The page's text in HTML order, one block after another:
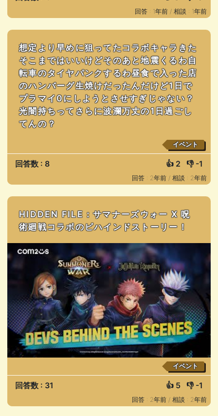
回答 : 1年前 / 相談 : 1年前
想定より早めに狙ってたコラボキャラきた
そこまではいいけどそのあと地震くるわ自
転車のタイヤパンクするわ昼食で入った店
のハンバーグ生焼けだったんだけど1日で
プラマイ0にしようとさせすぎじゃない？
光闇持ちってさらに波瀾万丈の1日過ごし
てんの？
イベント
回答数 : 8 👍 2 👎 -1
回答 : 2年前 / 相談 : 2年前
HIDDEN FILE：サマナーズウォー X 呪
術廻戦コラボのビハインドストーリー！
イベント
回答数 : 31 👍 5 👎 -1
回答 : 2年前 / 相談 : 2年前